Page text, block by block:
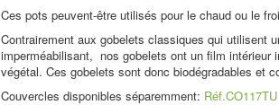
Ces pots peuvent-être utilisés pour le chaud ou le
Contrairement aux gobelets classiques qui utilisent
imperméabilisant, nos gobelets ont un film intérieur
végétal. Ces gobelets sont donc biodégradables et
Couvercles disponibles séparemment: Réf.CO117TU